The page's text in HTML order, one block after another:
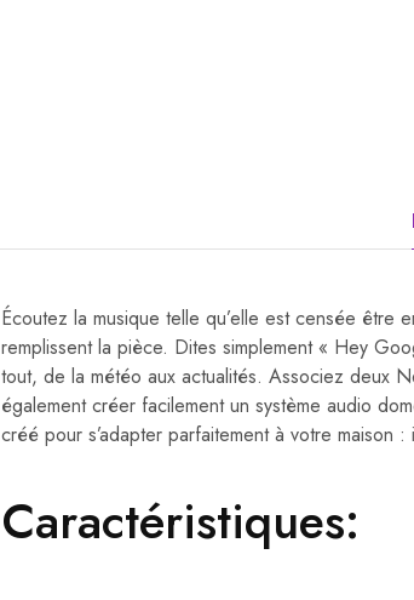
Écoutez la musique telle qu’elle est censée être
remplissent la pièce. Dites simplement « Hey
tout, de la météo aux actualités. Associez deux
également créer facilement un système audio
créé pour s’adapter parfaitement à votre
Caractéristiques: